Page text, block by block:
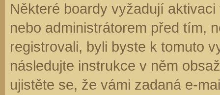
Některé boardy vyžadují
nebo administrátorem před tím,
registrovali, byli byste k tomuto
následujte instrukce v něm
ujistěte se, že vámi zadaná e-